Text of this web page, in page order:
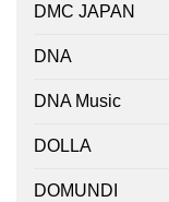
DMC JAPAN
DNA
DNA Music
DOLLA
DOMUNDI